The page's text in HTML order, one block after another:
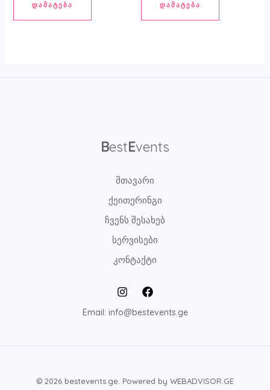
ᲓᲐᲛᲐᲢᲔᲑᲐ ᲓᲐᲛᲐᲢᲔᲑᲐ
BestEvents
მთავარი
ქეითერინგი
ჩვენს შესახებ
სერვისები
კონტაქტი
Email: info@bestevents.ge
© 2026 bestevents.ge. Powered by WEBADVISOR.GE